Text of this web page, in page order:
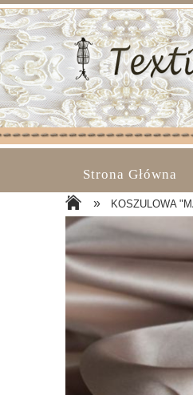
Strona Główna
» KOSZULOWA